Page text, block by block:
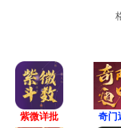
紫微详批 奇门